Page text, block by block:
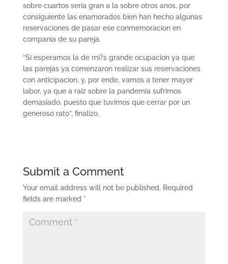
sobre cuartos seri­a gran a la sobre otros anos, por
consiguiente las enamorados bien han hecho algunas
reservaciones de pasar ese conmemoracion en
compania de su pareja.
“Si esperamos la de mi?s grande ocupacion ya que
las parejas ya comenzaron realizar sus reservaciones
con anticipacion, y, por ende, vamos a tener mayor
labor, ya que a raiz sobre la pandemia sufrimos
demasiado, puesto que tuvimos que cerrar por un
generoso rato”, finalizo.
Submit a Comment
Your email address will not be published. Required
fields are marked *